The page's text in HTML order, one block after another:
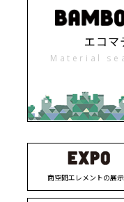
エコマ
Material
商空間エレメントの展